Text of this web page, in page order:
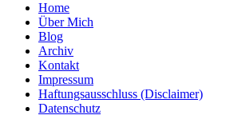
Home
Über Mich
Blog
Archiv
Kontakt
Impressum
Haftungsausschluss (Disclaimer)
Datenschutz